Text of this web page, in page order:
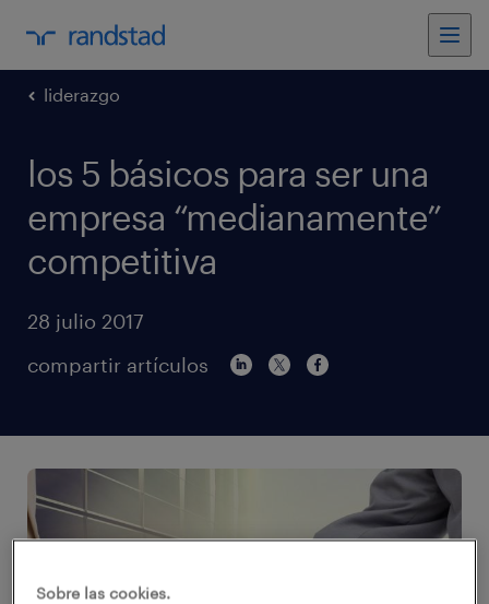
liderazgo
los 5 básicos para ser una
empresa “medianamente”
competitiva
28 julio 2017
compartir artículos
Sobre las cookies.